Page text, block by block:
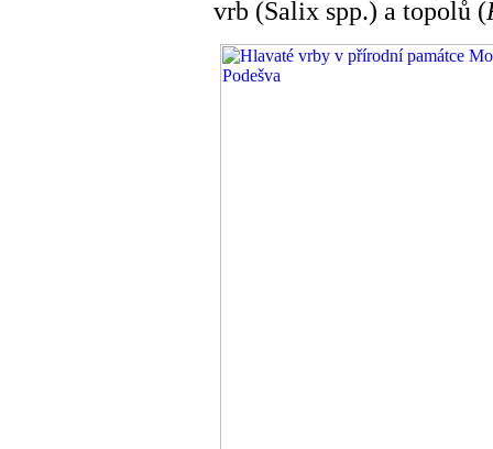
vrb (Salix spp.) a topolů (